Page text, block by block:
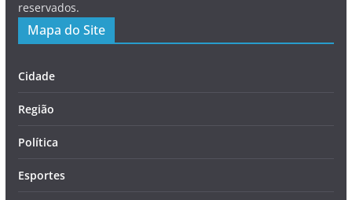
reservados.
Mapa do Site
Cidade
Região
Política
Esportes